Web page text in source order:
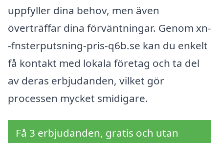
uppfyller dina behov, men även
överträffar dina förväntningar. Genom xn-
-fnsterputsning-pris-q6b.se kan du enkelt
få kontakt med lokala företag och ta del
av deras erbjudanden, vilket gör
processen mycket smidigare.
Få 3 erbjudanden, gratis och utan